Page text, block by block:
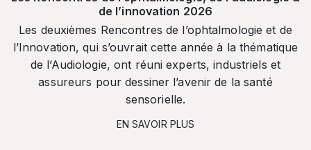
de l’innovation 2026
Les deuxièmes Rencontres de l’ophtalmologie et de
l’Innovation, qui s’ouvrait cette année à la thématique
de l’Audiologie, ont réuni experts, industriels et
assureurs pour dessiner l’avenir de la santé
sensorielle.
EN SAVOIR PLUS